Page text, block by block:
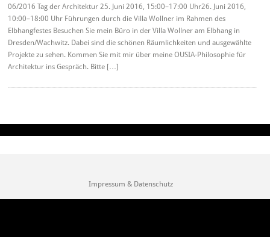
06/2016 Tag der Architektur 25. Juni 2016, 15:00–17:00 Uhr26. Juni 2016,
10:00–18:00 Uhr Führungen durch die Villa Wollner im Rahmen des
Elbhangfestes Besuchen Sie mein Büro in der Villa Wollner am Elbhang in
Dresden/Wachwitz. Dabei sind die schönen Räumlichkeiten und ausgewählte
Projekte zu sehen. Kommen Sie mit mir über meine OUSIA-Philosophie für
Architektur ins Gespräch. Bitte […]
Impressum & Datenschutz